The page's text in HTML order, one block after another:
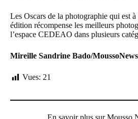
Les Oscars de la photographie qui est à
édition récompense les meilleurs
l’espace CEDEAO dans plusieurs
Mireille Sandrine Bado/MoussoNews
Vues: 21
En savoir plus sur Mousso